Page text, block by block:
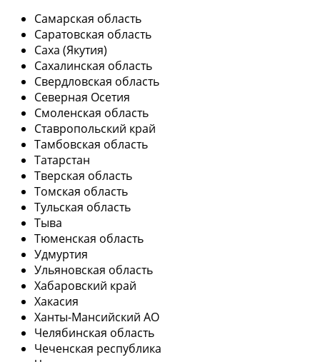
Самарская область
Саратовская область
Саха (Якутия)
Сахалинская область
Свердловская область
Северная Осетия
Смоленская область
Ставропольский край
Тамбовская область
Татарстан
Тверская область
Томская область
Тульская область
Тыва
Тюменская область
Удмуртия
Ульяновская область
Хабаровский край
Хакасия
Ханты-Мансийский АО
Челябинская область
Чеченская республика